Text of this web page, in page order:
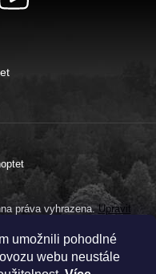
umožnili pohodlné
webu neustále
práva vyhrazena.Upravit